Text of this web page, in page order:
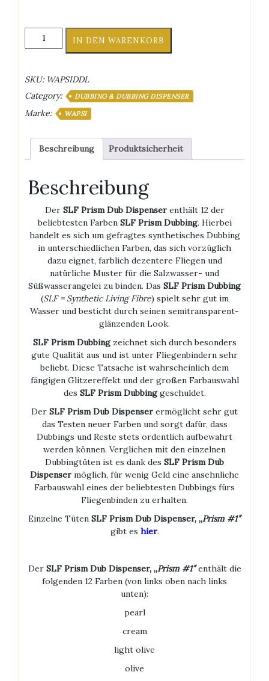
Menge
IN DEN WARENKORB
SKU: WAPSIDDL
Category:
DUBBING & DUBBING DISPENSER
Marke: WAPSI
Beschreibung Produktsicherheit
Beschreibung
Der SLF Prism Dub Dispenser enthält 12 der
beliebtesten Farben SLF Prism Dubbing. Hierbei
handelt es sich um gefragtes synthetisches Dubbing
in unterschiedlichen Farben, das sich vorzüglich
dazu eignet, farblich dezentere Fliegen und
natürliche Muster für die Salzwasser- und
Süßwasserangelei zu binden. Das SLF Prism Dubbing
(SLF = Synthetic Living Fibre) spielt sehr gut im
Wasser und besticht durch seinen semitransparent-
glänzenden Look.
SLF Prism Dubbingzeichnet sich durch besonders
gute Qualität aus und ist unter Fliegenbindern sehr
beliebt. Diese Tatsache ist wahrscheinlich dem
fängigen Glitzereffekt und der großen Farbauswahl
des SLF Prism Dubbinggeschuldet.
Der SLF Prism Dub Dispenser ermöglicht sehr gut
das Testen neuer Farben und sorgt dafür, dass
Dubbings und Reste stets ordentlich aufbewahrt
werden können. Verglichen mit den einzelnen
Dubbingtüten ist es dank des SLF Prism Dub
Dispenser möglich, für wenig Geld eine ansehnliche
Farbauswahl eines der beliebtesten Dubbings fürs
Fliegenbinden zu erhalten.
Einzelne Tüten SLF Prism Dub Dispenser, „Prism #1″
gibt es hier.
Der SLF Prism Dub Dispenser, „Prism #1″enthält die
folgenden 12 Farben (von links oben nach links
unten):
pearl
cream
light olive
olive